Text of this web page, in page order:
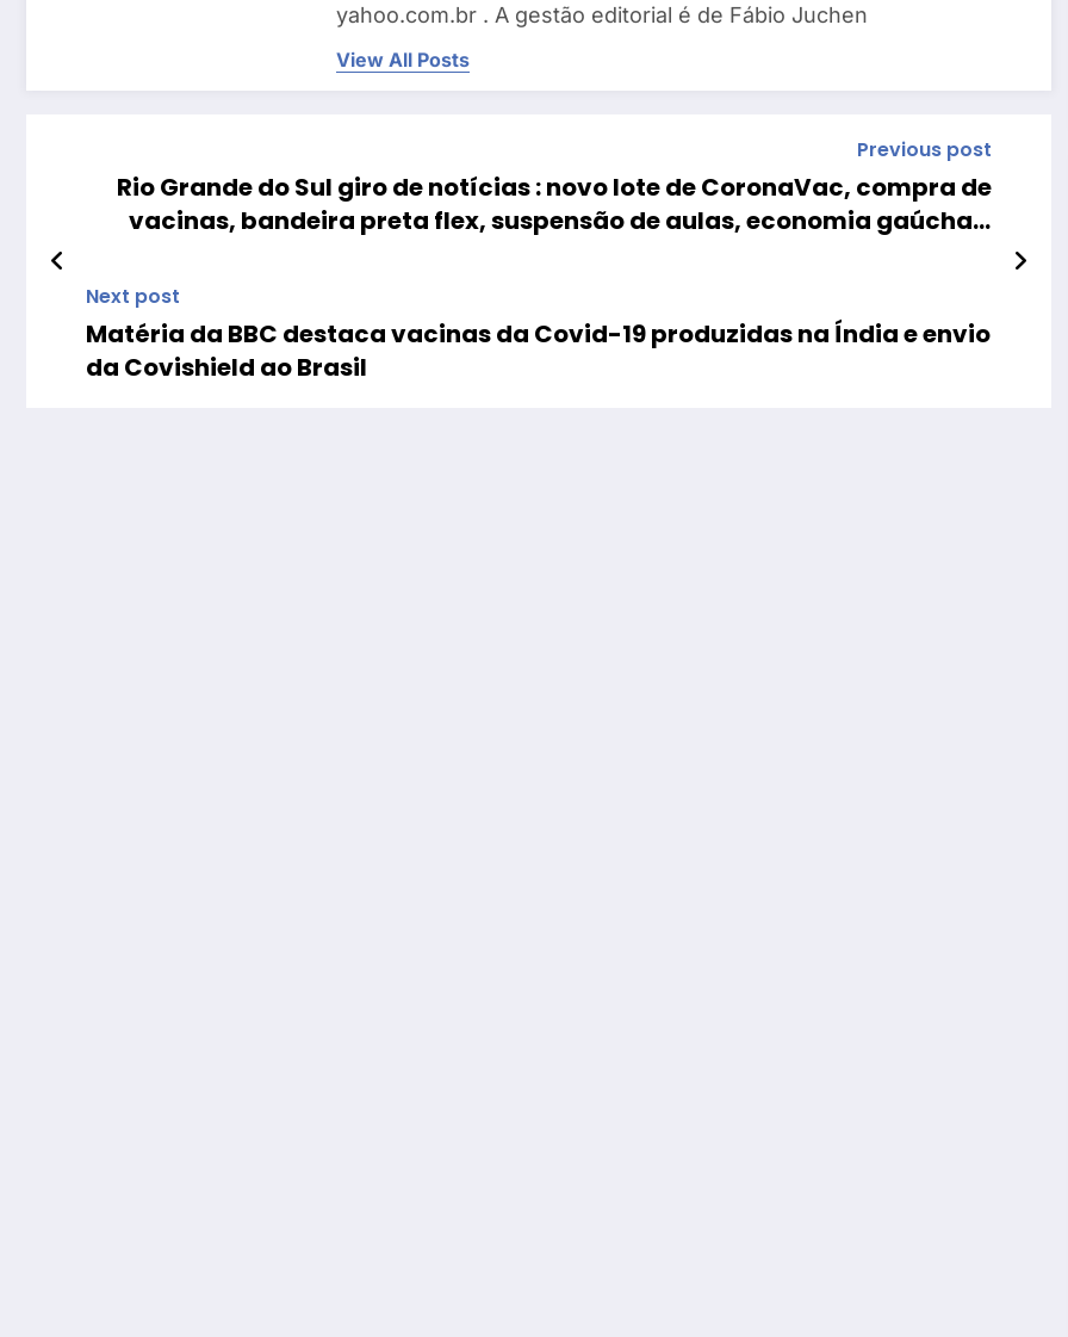
yahoo.com.br . A gestão editorial é de Fábio Juchen
View All Posts
Previous post
Rio Grande do Sul giro de notícias : novo lote de CoronaVac, compra de
vacinas, bandeira preta flex, suspensão de aulas, economia gaúcha e
Next post
Matéria da BBC destaca vacinas da Covid-19 produzidas na Índia e envio
da Covishield ao Brasil